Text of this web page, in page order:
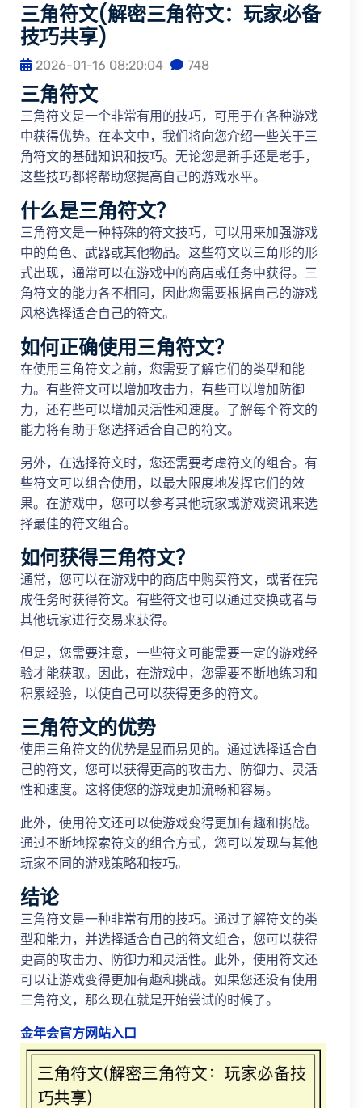
三角符文(解密三角符文：玩家必备
技巧共享)
2026-01-16 08:20:04 748
三角符文
三角符文是一个非常有用的技巧，可用于在各种游戏
中获得优势。在本文中，我们将向您介绍一些关于三
角符文的基础知识和技巧。无论您是新手还是老手，
这些技巧都将帮助您提高自己的游戏水平。
什么是三角符文？
三角符文是一种特殊的符文技巧，可以用来加强游戏
中的角色、武器或其他物品。这些符文以三角形的形
式出现，通常可以在游戏中的商店或任务中获得。三
角符文的能力各不相同，因此您需要根据自己的游戏
风格选择适合自己的符文。
如何正确使用三角符文？
在使用三角符文之前，您需要了解它们的类型和能
力。有些符文可以增加攻击力，有些可以增加防御
力，还有些可以增加灵活性和速度。了解每个符文的
能力将有助于您选择适合自己的符文。
另外，在选择符文时，您还需要考虑符文的组合。有
些符文可以组合使用，以最大限度地发挥它们的效
果。在游戏中，您可以参考其他玩家或游戏资讯来选
择最佳的符文组合。
如何获得三角符文？
通常，您可以在游戏中的商店中购买符文，或者在完
成任务时获得符文。有些符文也可以通过交换或者与
其他玩家进行交易来获得。
但是，您需要注意，一些符文可能需要一定的游戏经
验才能获取。因此，在游戏中，您需要不断地练习和
积累经验，以使自己可以获得更多的符文。
三角符文的优势
使用三角符文的优势是显而易见的。通过选择适合自
己的符文，您可以获得更高的攻击力、防御力、灵活
性和速度。这将使您的游戏更加流畅和容易。
此外，使用符文还可以使游戏变得更加有趣和挑战。
通过不断地探索符文的组合方式，您可以发现与其他
玩家不同的游戏策略和技巧。
结论
三角符文是一种非常有用的技巧。通过了解符文的类
型和能力，并选择适合自己的符文组合，您可以获得
更高的攻击力、防御力和灵活性。此外，使用符文还
可以让游戏变得更加有趣和挑战。如果您还没有使用
三角符文，那么现在就是开始尝试的时候了。
金年会官方网站入口